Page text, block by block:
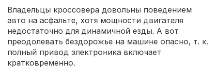
Владельцы кроссовера довольны поведением
авто на асфальте, хотя мощности двигателя
недостаточно для динамичной езды. А вот
преодолевать бездорожье на машине опасно, т. к.
полный привод электроника включает
кратковременно.